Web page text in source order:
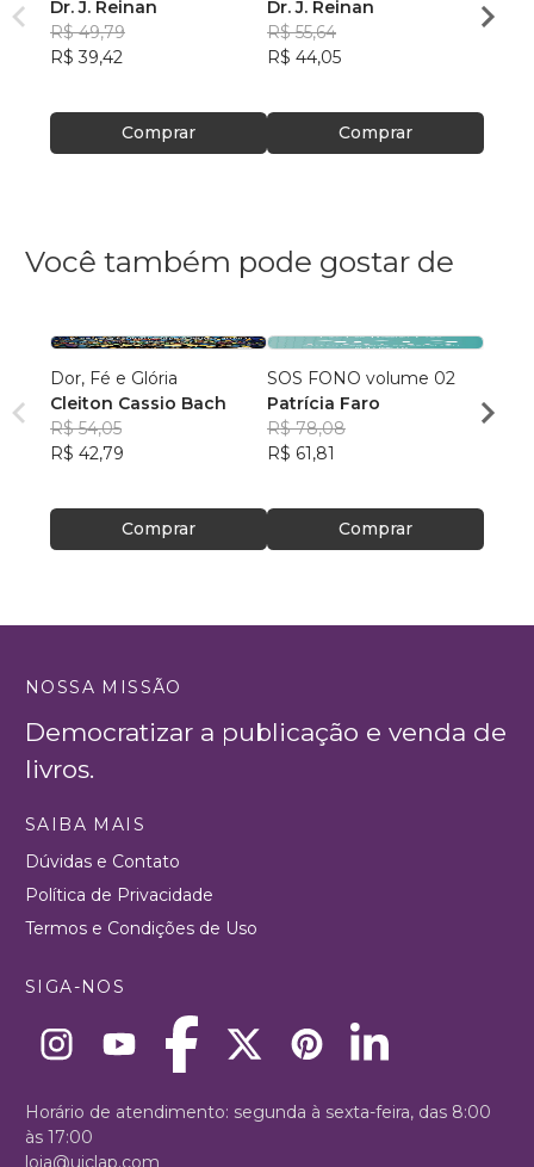
Dr. J. Reinan
R$ 49,79
R$ 39,42
Comprar
Dr. J. Reinan
R$ 55,64
R$ 44,05
Comprar
Dr. J.
R$
Você também pode gostar de
Dor, Fé e Glória
Cleiton Cassio Bach
R$ 54,05
R$ 42,79
Comprar
SOS FONO volume 02
Patrícia Faro
R$ 78,08
R$ 61,81
Comprar
Igor
R$
NOSSA MISSÃO
Democratizar a publicação e venda de
livros.
SAIBA MAIS
Dúvidas e Contato
Política de Privacidade
Termos e Condições de Uso
SIGA-NOS
Horário de atendimento: segunda à sexta-feira, das 8:00
às 17:00
loja@uiclap.com